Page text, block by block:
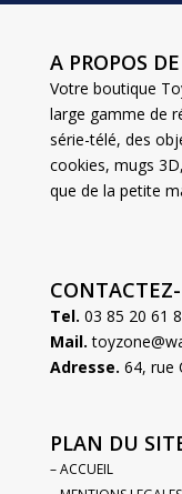
A PROPOS
Votre boutique
large gamme de
série-télé, des
cookies, mugs
que de la petite
Tel. 03 85 20 61
Mail.
Adresse. 64, rue
PLAN DU
– ACCUEIL